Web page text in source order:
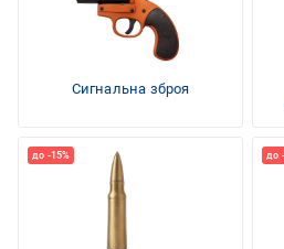
Сигнальна зброя